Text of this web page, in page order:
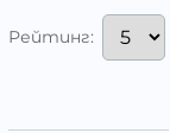
Рейтинг: